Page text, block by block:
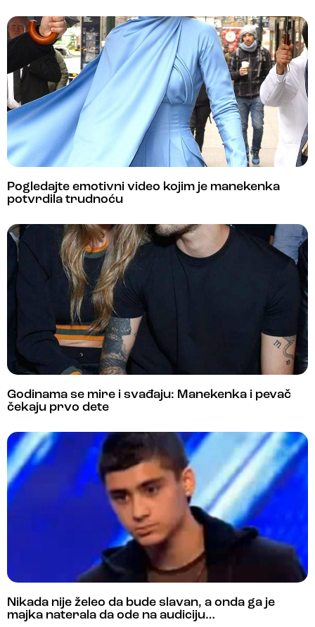
Pogledajte emotivni video kojim je manekenka
potvrdila trudnoću
Godinama se mire i svađaju: Manekenka i pevač
čekaju prvo dete
Nikada nije želeo da bude slavan, a onda ga je
majka naterala da ode na audiciju…